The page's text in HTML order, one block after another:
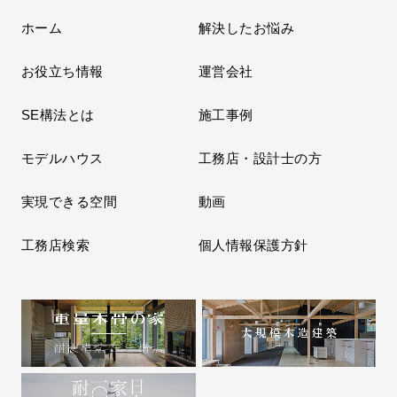
ホーム 解決したお悩み
お役立ち情報 運営会社
SE構法とは 施工事例
モデルハウス 工務店・設計士の方
実現できる空間 動画
工務店検索 個人情報保護方針